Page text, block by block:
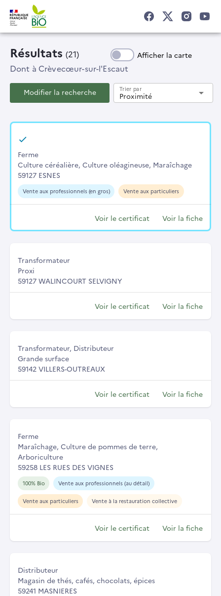
Résultats (21) Afficher la carte
Dont à Crèvecœur-sur-l'Escaut
Modifier la recherche Proximité
Trier par arrow_drop_down
Ferme
Culture céréalière, Culture oléagineuse, Maraîchage
59127 ESNES
Vente aux professionnels (en gros) Vente aux particuliers
Voir le certificat Voir la fiche
Transformateur
Proxi
59127 WALINCOURT SELVIGNY
Voir le certificat Voir la fiche
Transformateur, Distributeur
Grande surface
59142 VILLERS-OUTREAUX
Voir le certificat Voir la fiche
Ferme
Maraîchage, Culture de pommes de terre,
Arboriculture
59258 LES RUES DES VIGNES
100% Bio Vente aux professionnels (au détail)
Vente aux particuliers Vente à la restauration collective
Voir le certificat Voir la fiche
Distributeur
Magasin de thés, cafés, chocolats, épices
59241 MASNIERES